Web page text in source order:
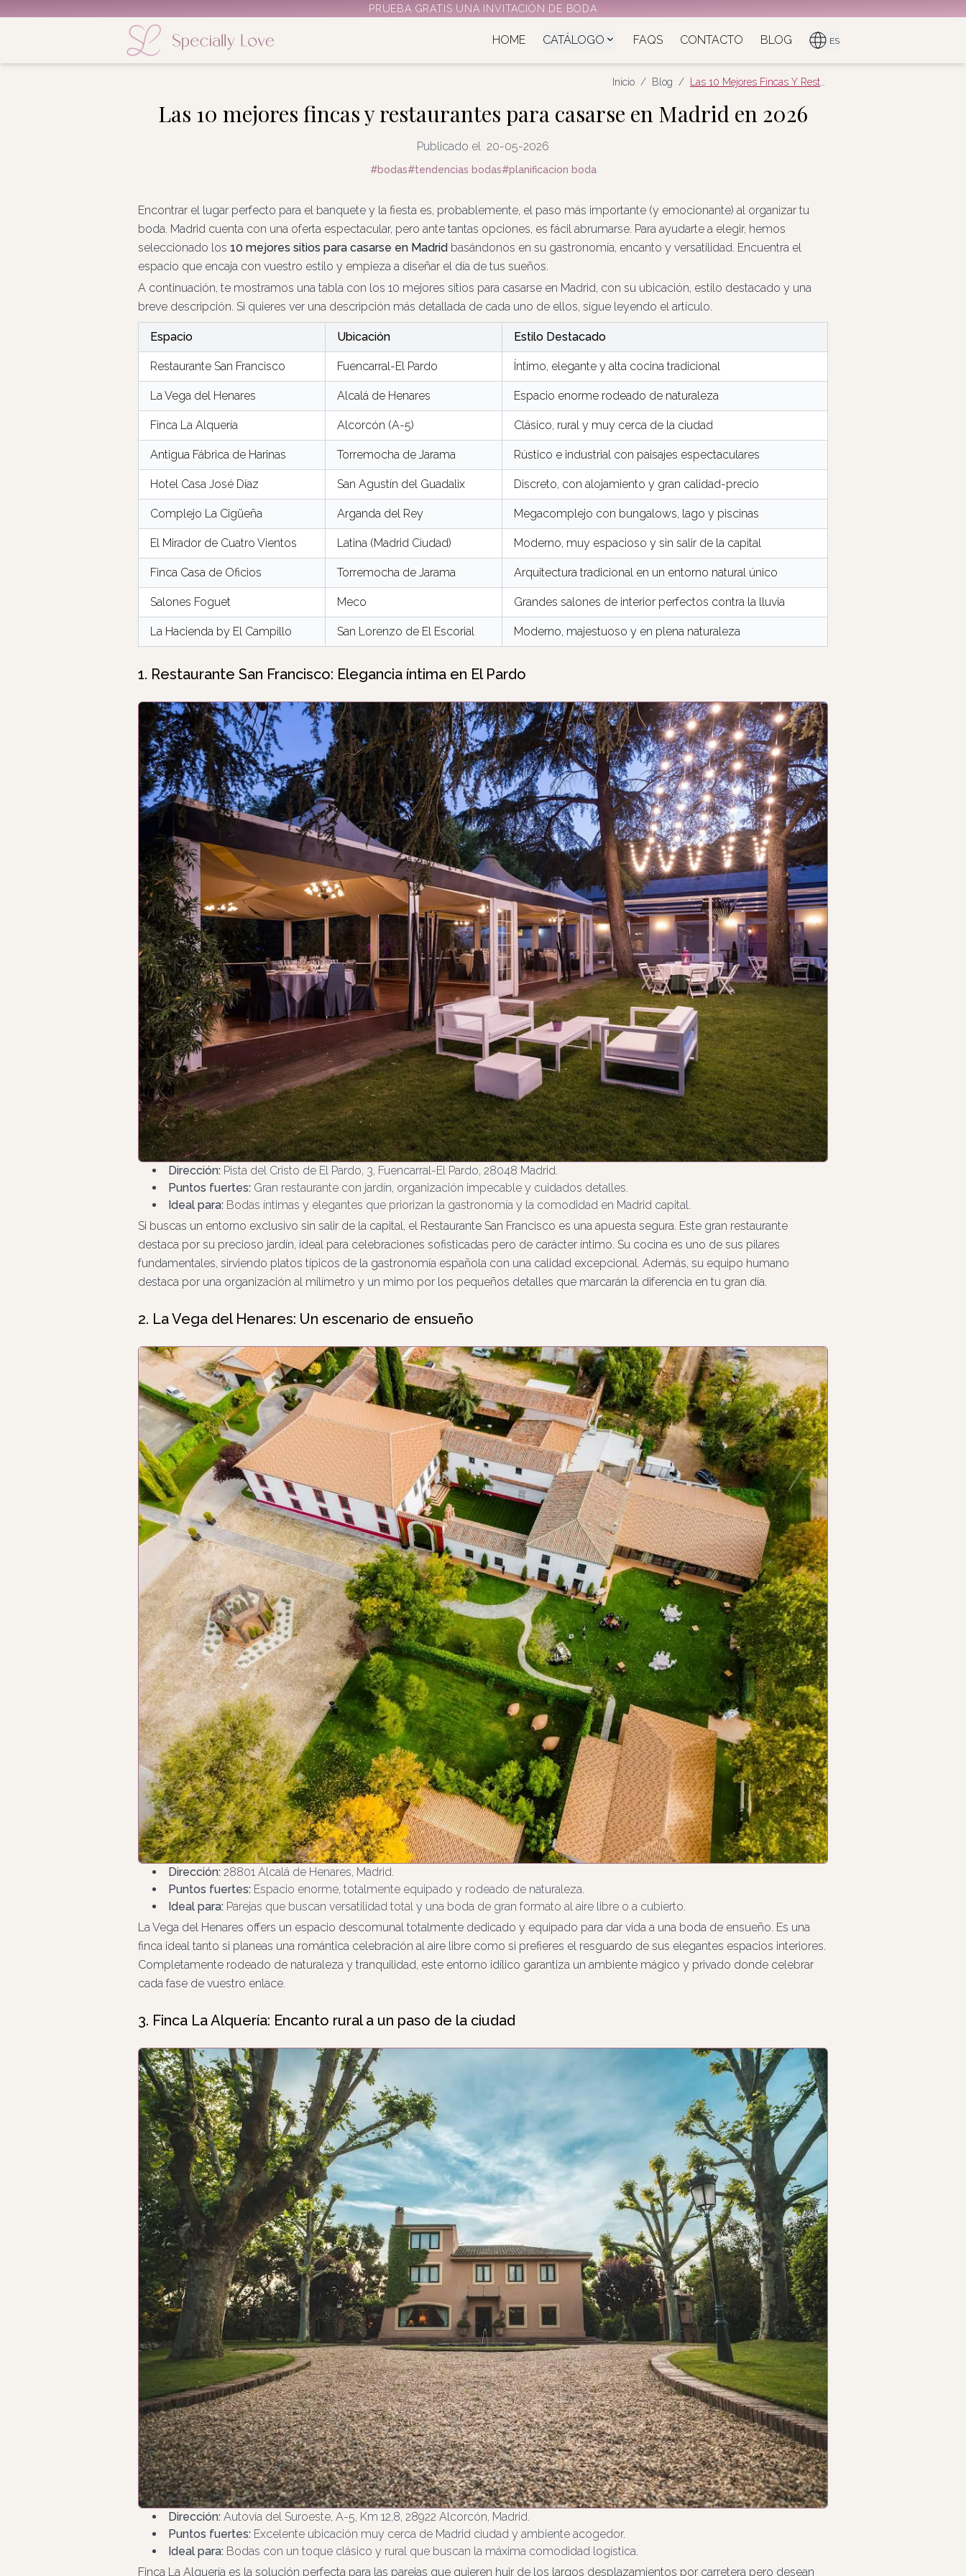
PRUEBA GRATIS UNA INVITACIÓN DE BODA
HOME CATÁLOGO FAQS CONTACTO BLOG ES
Inicio / Blog /
Las 10 mejores fincas y restaurantes para casarse en Madrid en 2026
Publicado el 20-05-2026
#bodas#tendencias bodas#planificacion boda
Encontrar el lugar perfecto para el banquete y la fiesta es, probablemente, el paso más importante (y emocionante) al organizar tu
boda. Madrid cuenta con una oferta espectacular, pero ante tantas opciones, es fácil abrumarse. Para ayudarte a elegir, hemos
seleccionado los 10 mejores sitios para casarse en Madrid basándonos en su gastronomía, encanto y versatilidad. Encuentra el
espacio que encaja con vuestro estilo y empieza a diseñar el día de tus sueños.
A continuación, te mostramos una tabla con los 10 mejores sitios para casarse en Madrid, con su ubicación, estilo destacado y una
breve descripción. Si quieres ver una descripción más detallada de cada uno de ellos, sigue leyendo el artículo.
Espacio Ubicación Estilo Destacado
Restaurante San Francisco Fuencarral-El Pardo Íntimo, elegante y alta cocina tradicional
La Vega del Henares Alcalá de Henares Espacio enorme rodeado de naturaleza
Finca La Alquería Alcorcón (A-5) Clásico, rural y muy cerca de la ciudad
Antigua Fábrica de Harinas Torremocha de Jarama Rústico e industrial con paisajes espectaculares
Hotel Casa José Díaz San Agustín del Guadalix Discreto, con alojamiento y gran calidad-precio
Complejo La Cigüeña Arganda del Rey Megacomplejo con bungalows, lago y piscinas
El Mirador de Cuatro Vientos Latina (Madrid Ciudad) Moderno, muy espacioso y sin salir de la capital
Finca Casa de Oficios Torremocha de Jarama Arquitectura tradicional en un entorno natural único
Salones Foguet Meco Grandes salones de interior perfectos contra la lluvia
La Hacienda by El Campillo San Lorenzo de El Escorial Moderno, majestuoso y en plena naturaleza
1. Restaurante San Francisco: Elegancia íntima en El Pardo
Dirección: Pista del Cristo de El Pardo, 3, Fuencarral-El Pardo, 28048 Madrid.
Puntos fuertes: Gran restaurante con jardín, organización impecable y cuidados detalles.
Ideal para: Bodas íntimas y elegantes que priorizan la gastronomía y la comodidad en Madrid capital.
Si buscas un entorno exclusivo sin salir de la capital, el Restaurante San Francisco es una apuesta segura. Este gran restaurante
destaca por su precioso jardín, ideal para celebraciones sofisticadas pero de carácter íntimo. Su cocina es uno de sus pilares
fundamentales, sirviendo platos típicos de la gastronomía española con una calidad excepcional. Además, su equipo humano
destaca por una organización al milímetro y un mimo por los pequeños detalles que marcarán la diferencia en tu gran día.
2. La Vega del Henares: Un escenario de ensueño
Dirección: 28801 Alcalá de Henares, Madrid.
Puntos fuertes: Espacio enorme, totalmente equipado y rodeado de naturaleza.
Ideal para: Parejas que buscan versatilidad total y una boda de gran formato al aire libre o a cubierto.
La Vega del Henares offers un espacio descomunal totalmente dedicado y equipado para dar vida a una boda de ensueño. Es una
finca ideal tanto si planeas una romántica celebración al aire libre como si prefieres el resguardo de sus elegantes espacios interiores.
Completamente rodeado de naturaleza y tranquilidad, este entorno idílico garantiza un ambiente mágico y privado donde celebrar
cada fase de vuestro enlace.
3. Finca La Alquería: Encanto rural a un paso de la ciudad
Dirección: Autovía del Suroeste, A-5, Km 12,8, 28922 Alcorcón, Madrid.
Puntos fuertes: Excelente ubicación muy cerca de Madrid ciudad y ambiente acogedor.
Ideal para: Bodas con un toque clásico y rural que buscan la máxima comodidad logística.
Finca La Alquería es la solución perfecta para las parejas que quieren huir de los largos desplazamientos por carretera pero desean